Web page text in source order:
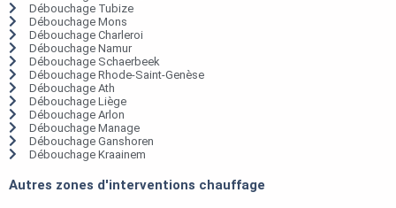
Débouchage Tubize
Débouchage Mons
Débouchage Charleroi
Débouchage Namur
Débouchage Schaerbeek
Débouchage Rhode-Saint-Genèse
Débouchage Ath
Débouchage Liège
Débouchage Arlon
Débouchage Manage
Débouchage Ganshoren
Débouchage Kraainem
Autres zones d'interventions chauffage